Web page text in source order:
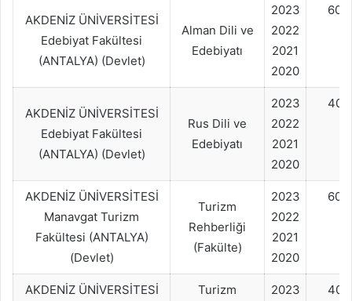
AKDENİZ ÜNİVERSİTESİ
Edebiyat Fakültesi
(ANTALYA) (Devlet)
Alman Dili ve
Edebiyatı
2023
2022
2021
2020
AKDENİZ ÜNİVERSİTESİ
Edebiyat Fakültesi
(ANTALYA) (Devlet)
Rus Dili ve
Edebiyatı
2023
2022
2021
2020
AKDENİZ ÜNİVERSİTESİ
Manavgat Turizm
Fakültesi (ANTALYA)
(Devlet)
Turizm
Rehberliği
(Fakülte)
2023
2022
2021
2020
AKDENİZ ÜNİVERSİTESİ
Turizm
2023